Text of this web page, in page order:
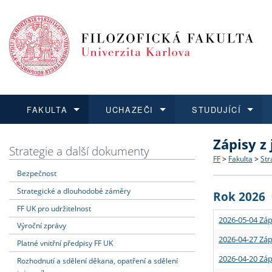
FAKULTA
Dozvědět se více
Struktura
Strategie
Podpora
UCHAZEČI
Podat přihlášku
Co
Učitelské
STUDUJÍCÍ
Dozvědět se více
Rigorózní
Dozvědět se více
O vědě a
Granty a
Dozvědět se více
Aktuální
Strategie a další dokumenty
Bezpečnost
Strategické a dlouhodobé záměry
FF UK pro udržitelnost
Výroční zprávy
Platné vnitřní předpisy FF UK
Rozhodnutí a sdělení děkana, opatření a sdělení
Zápisy
FF > Fakulta >
Rok 2026
2026-05-04
2026-04-27
2026-04-20